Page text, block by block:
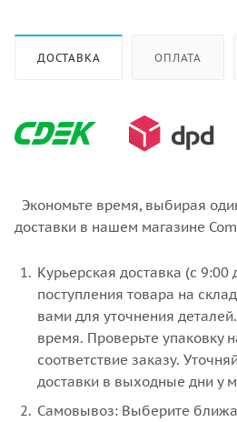
ДОСТАВКА ОПЛАТА
Экономьте время, выбирая
доставки в нашем магазине
Курьерская доставка (с 9:00
поступления товара на
вами для уточнения
время. Проверьте упаковку
соответствие заказу.
доставки в выходные дни у
Самовывоз: Выберите